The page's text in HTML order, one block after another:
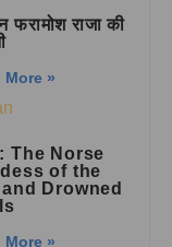
फरामोश राजा की
More »
The Norse
of the
Drowned
More »